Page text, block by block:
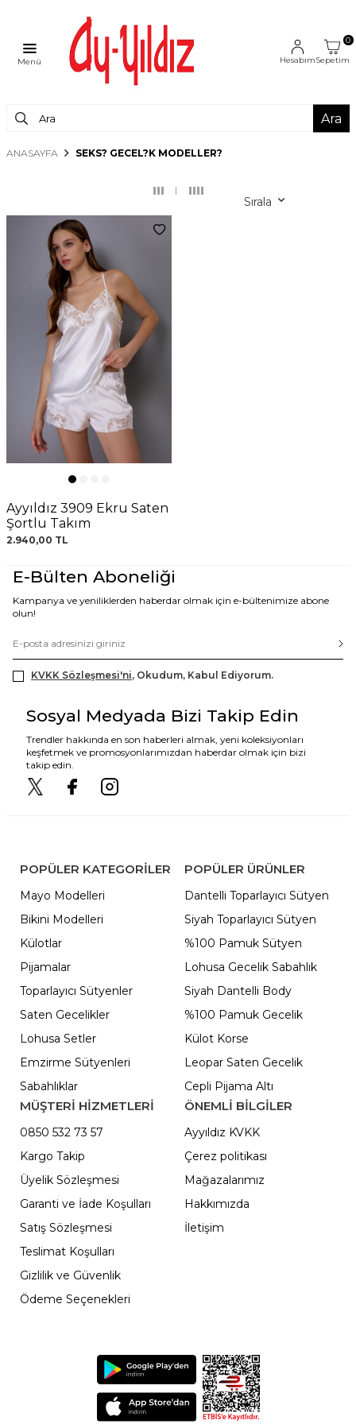
Menü Hesabım
0
Sepetim
Ara
ANASAYFA SEKS? GECEL?K MODELLER?
Sırala
Ayyıldız 3909 Ekru Saten
Şortlu Takım
2.940,00 TL
E-Bülten Aboneliği
Kampanya ve yeniliklerden haberdar olmak için e-bültenimize abone
olun!
KVKK Sözleşmesi'ni, Okudum, Kabul Ediyorum.
Sosyal Medyada Bizi Takip Edin
Trendler hakkında en son haberleri almak, yeni koleksiyonları
keşfetmek ve promosyonlarımızdan haberdar olmak için bizi
takip edin.
POPÜLER KATEGORILER
Mayo Modelleri
Bikini Modelleri
Külotlar
Pijamalar
Toparlayıcı Sütyenler
Saten Gecelikler
Lohusa Setler
Emzirme Sütyenleri
Sabahlıklar
POPÜLER ÜRÜNLER
Dantelli Toparlayıcı Sütyen
Siyah Toparlayıcı Sütyen
%100 Pamuk Sütyen
Lohusa Gecelik Sabahlık
Siyah Dantelli Body
%100 Pamuk Gecelik
Külot Korse
Leopar Saten Gecelik
Cepli Pijama Altı
MÜŞTERİ HİZMETLERİ
0850 532 73 57
Kargo Takip
Üyelik Sözleşmesi
Garanti ve İade Koşulları
Satış Sözleşmesi
Teslimat Koşulları
Gizlilik ve Güvenlik
Ödeme Seçenekleri
ÖNEMLI BILGILER
Ayyıldız KVKK
Çerez politikası
Mağazalarımız
Hakkımızda
İletişim